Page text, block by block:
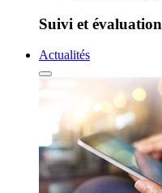
Suivi et évaluation
Actualités